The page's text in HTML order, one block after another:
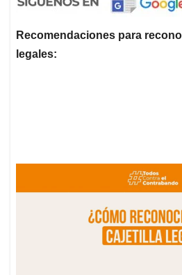
Recomendaciones para
legales: